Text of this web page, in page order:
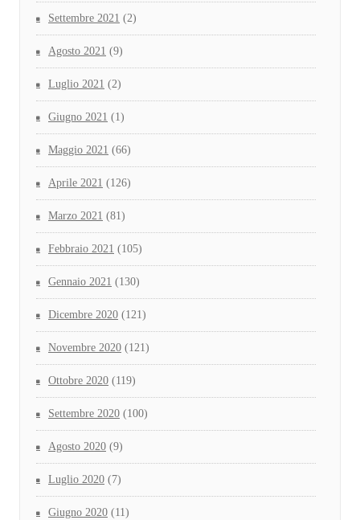
Settembre 2021 (2)
Agosto 2021 (9)
Luglio 2021 (2)
Giugno 2021 (1)
Maggio 2021 (66)
Aprile 2021 (126)
Marzo 2021 (81)
Febbraio 2021 (105)
Gennaio 2021 (130)
Dicembre 2020 (121)
Novembre 2020 (121)
Ottobre 2020 (119)
Settembre 2020 (100)
Agosto 2020 (9)
Luglio 2020 (7)
Giugno 2020 (11)